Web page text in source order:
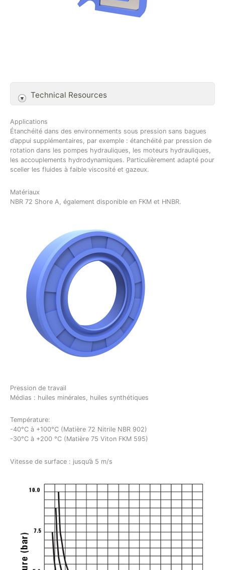
Technical Resources
Applications
Étanchéité dans des environnements sous pression sans bagues
d’appui supplémentaires, par exemple : étanchéité par pression de
rotation dans les pompes hydrauliques, les moteurs hydrauliques,
les accouplements hydrodynamiques. Particulièrement adapté pour
sceller les fluides à faible viscosité et gazeux.
Matériaux
NBR 72 Shore A, également disponible en FKM et HNBR.
Pression de travail
Médias : huiles minérales, huiles synthétiques
Température:
-40°C à +100°C (Matière 72 Nitrile NBR 902)
-30°C à +200 °C (Matière 75 Viton FKM 595)
Vitesse de surface : jusqu’à 5 m/s